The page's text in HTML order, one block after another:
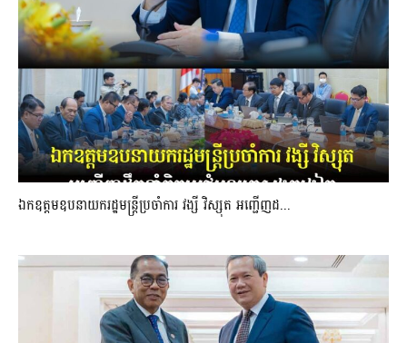
ឯកឧត្តមឧបនាយករដ្ឋមន្រ្តីប្រចាំការ វង្សី វិស្សុត អញ្ជើញដ...